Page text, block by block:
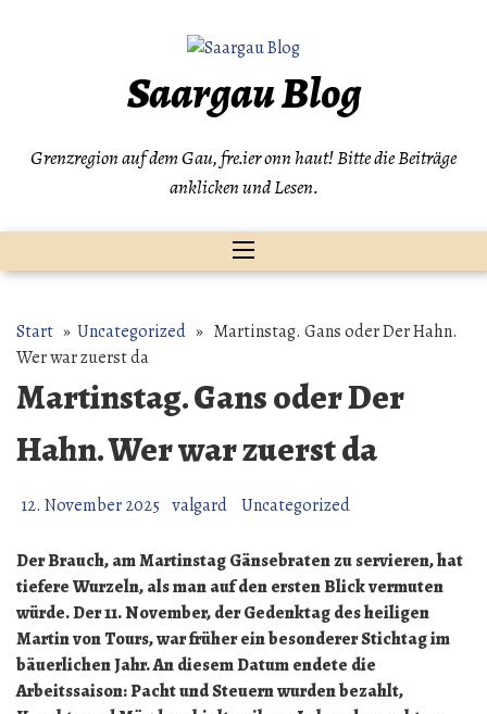
Saargau Blog
Grenzregion auf dem Gau, fre.ier onn haut! Bitte die Beiträge
anklicken und Lesen.
Start » Uncategorized » Martinstag. Gans oder Der Hahn.
Wer war zuerst da
Martinstag. Gans oder Der
Hahn. Wer war zuerst da
12. November 2025 valgard Uncategorized
Der Brauch, am Martinstag Gänsebraten zu servieren, hat
tiefere Wurzeln, als man auf den ersten Blick vermuten
würde. Der 11. November, der Gedenktag des heiligen
Martin von Tours, war früher ein besonderer Stichtag im
bäuerlichen Jahr. An diesem Datum endete die
Arbeitssaison: Pacht und Steuern wurden bezahlt,